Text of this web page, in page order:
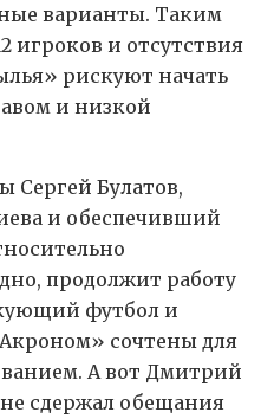
варианты. Таким
игроков и отсутствия
рискуют начать
и низкой
Сергей Булатов,
и обеспечивший
продолжит работу
футбол и
сочтены для
А вот Дмитрий
сдержал обещания